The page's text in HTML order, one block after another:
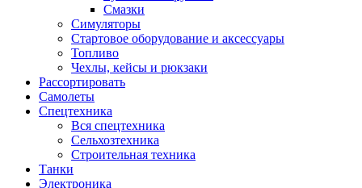
Смазки
Симуляторы
Стартовое оборудование и аксессуары
Топливо
Чехлы, кейсы и рюкзаки
Рассортировать
Самолеты
Спецтехника
Вся спецтехника
Сельхозтехника
Строительная техника
Танки
Электроника